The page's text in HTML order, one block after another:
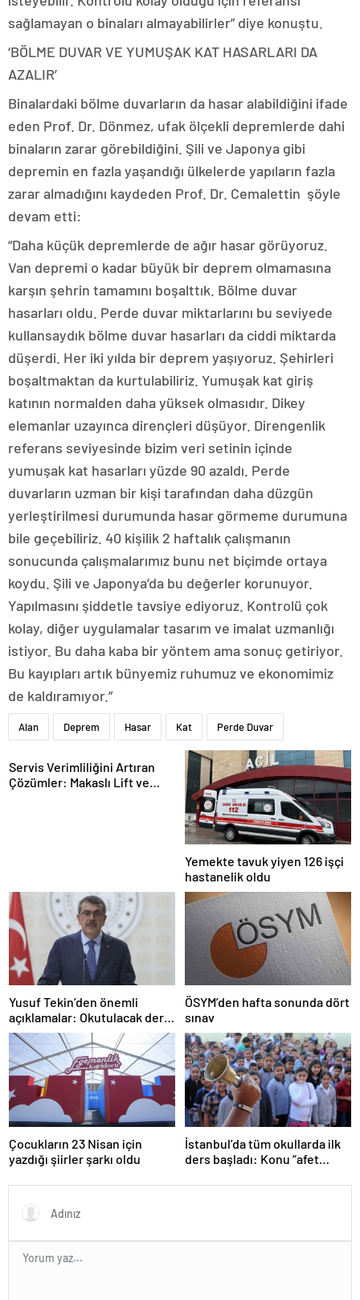
sağlamayan o binaları almayabilirler” diye konuştu.
‘BÖLME DUVAR VE YUMUŞAK KAT HASARLARI DA
AZALIR’
Binalardaki bölme duvarların da hasar alabildiğini ifade
eden Prof. Dr. Dönmez, ufak ölçekli depremlerde dahi
binaların zarar görebildiğini. Şili ve Japonya gibi
depremin en fazla yaşandığı ülkelerde yapıların fazla
zarar almadığını kaydeden Prof. Dr. Cemalettin şöyle
devam etti:
“Daha küçük depremlerde de ağır hasar görüyoruz.
Van depremi o kadar büyük bir deprem olmamasına
karşın şehrin tamamını boşalttık. Bölme duvar
hasarları oldu. Perde duvar miktarlarını bu seviyede
kullansaydık bölme duvar hasarları da ciddi miktarda
düşerdi. Her iki yılda bir deprem yaşıyoruz. Şehirleri
boşaltmaktan da kurtulabiliriz. Yumuşak kat giriş
katının normalden daha yüksek olmasıdır. Dikey
elemanlar uzayınca dirençleri düşüyor. Direngenlik
referans seviyesinde bizim veri setinin içinde
yumuşak kat hasarları yüzde 90 azaldı. Perde
duvarların uzman bir kişi tarafından daha düzgün
yerleştirilmesi durumunda hasar görmeme durumuna
bile geçebiliriz. 40 kişilik 2 haftalık çalışmanın
sonucunda çalışmalarımız bunu net biçimde ortaya
koydu. Şili ve Japonya’da bu değerler korunuyor.
Yapılmasını şiddetle tavsiye ediyoruz. Kontrolü çok
kolay, diğer uygulamalar tasarım ve imalat uzmanlığı
istiyor. Bu daha kaba bir yöntem ama sonuç getiriyor.
Bu kayıpları artık bünyemiz ruhumuz ve ekonomimiz
de kaldıramıyor.”
Alan Deprem Hasar Kat Perde Duvar
Servis Verimliliğini Artıran
Çözümler: Makaslı Lift ve
Yemekte tavuk yiyen 126 işçi
hastanelik oldu
Yusuf Tekin’den önemli
açıklamalar: Okutulacak dersi
kalmamış öğretmene branş
değişikliği masada
ÖSYM’den hafta sonunda dört
sınav
Çocukların 23 Nisan için
yazdığı şiirler şarkı oldu
İstanbul’da tüm okullarda ilk
ders başladı: Konu “afet